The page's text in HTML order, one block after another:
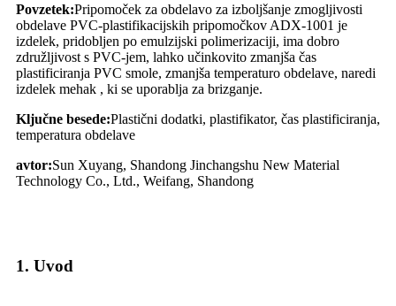
Povzetek:Pripomoček za obdelavo za izboljšanje zmogljivosti
obdelave PVC-plastifikacijskih pripomočkov ADX-1001 je
izdelek, pridobljen po emulzijski polimerizaciji, ima dobro
združljivost s PVC-jem, lahko učinkovito zmanjša čas
plastificiranja PVC smole, zmanjša temperaturo obdelave, naredi
izdelek mehak , ki se uporablja za brizganje.
Ključne besede:Plastični dodatki, plastifikator, čas plastificiranja,
temperatura obdelave
avtor:Sun Xuyang, Shandong Jinchangshu New Material
Technology Co., Ltd., Weifang, Shandong
1. Uvod